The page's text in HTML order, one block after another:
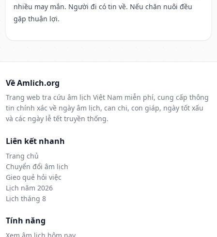
nhiều may mắn. Người đi có tin về. Nếu chăn nuôi đều
gặp thuận lợi.
Về Amlich.org
Trang web tra cứu âm lịch Việt Nam miễn phí, cung cấp thông
tin chính xác về ngày âm lịch, can chi, con giáp, ngày tốt xấu
và các ngày lễ tết truyền thống.
Liên kết nhanh
Trang chủ
Chuyển đổi âm lịch
Gieo quẻ hỏi việc
Lịch năm 2026
Lịch tháng 8
Tính năng